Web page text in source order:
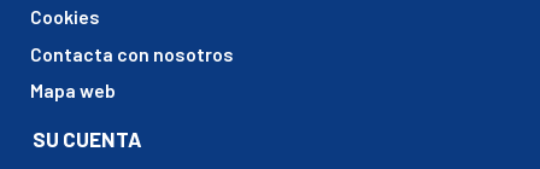
GORENJE, BO3CO6C02-1
Cookies
Contacta con nosotros
Mapa web
SU CUENTA